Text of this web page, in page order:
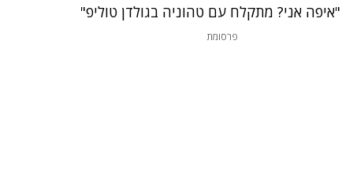
נתקלנו בבעיה
"איפה אני? מתקלח עם טהוניה בגולדן טוליפ"
פרסומת